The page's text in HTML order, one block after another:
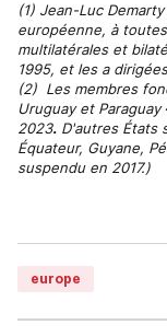
(1) Jean-Luc
européenne, à
multilatérales et
1995, et les a
(2) Les membres
Uruguay et Paraguay
2023. D'autres États
Équateur, Guyane,
suspendu en 2017.)
europe